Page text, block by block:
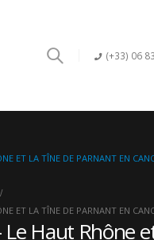
(+33) 06
ET LA TÎNE DE PARNANT EN
ET LA TÎNE DE PARNANT EN
Haut Rhône